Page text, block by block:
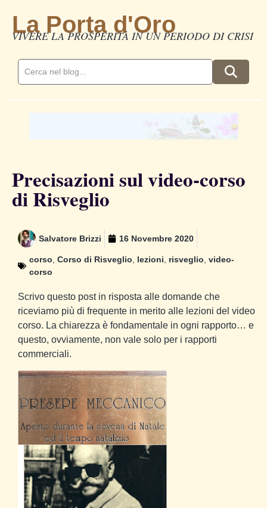
La Porta d'Oro
VIVERE LA PROSPERITÀ IN UN PERIODO DI CRISI
Precisazioni sul video-corso
di Risveglio
Salvatore Brizzi 16 Novembre 2020
corso Corso di Risveglio lezioni risveglio video-
corso
Scrivo questo post in risposta alle domande che
riceviamo più di frequente in merito alle lezioni del video
corso. La chiarezza è fondamentale in ogni rapporto… e
questo, ovviamente, non vale solo per i rapporti
commerciali.